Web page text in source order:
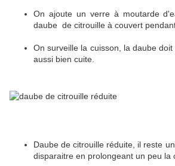
On ajoute un verre à moutarde
daube de citrouille à couvert
On surveille la cuisson, la daube
aussi bien cuite.
Daube de citrouille réduite, il reste
disparaitre en prolongeant un peu la